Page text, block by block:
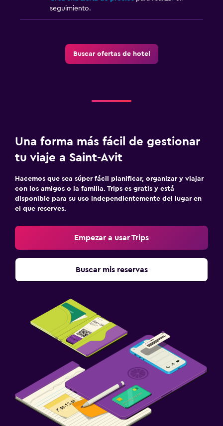
seguimiento.
Buscar ofertas de hotel
Una forma más fácil de gestionar
tu viaje a Saint-Avit
Hacemos que sea súper fácil planificar, organizar y viajar
con los amigos o la familia. Trips es gratis y está
disponible para su uso independientemente del lugar en
el que reserves.
Empezar a usar Trips
Buscar mis reservas